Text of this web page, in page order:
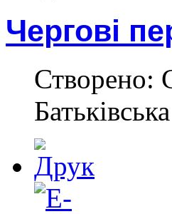
Чергові
Створено: